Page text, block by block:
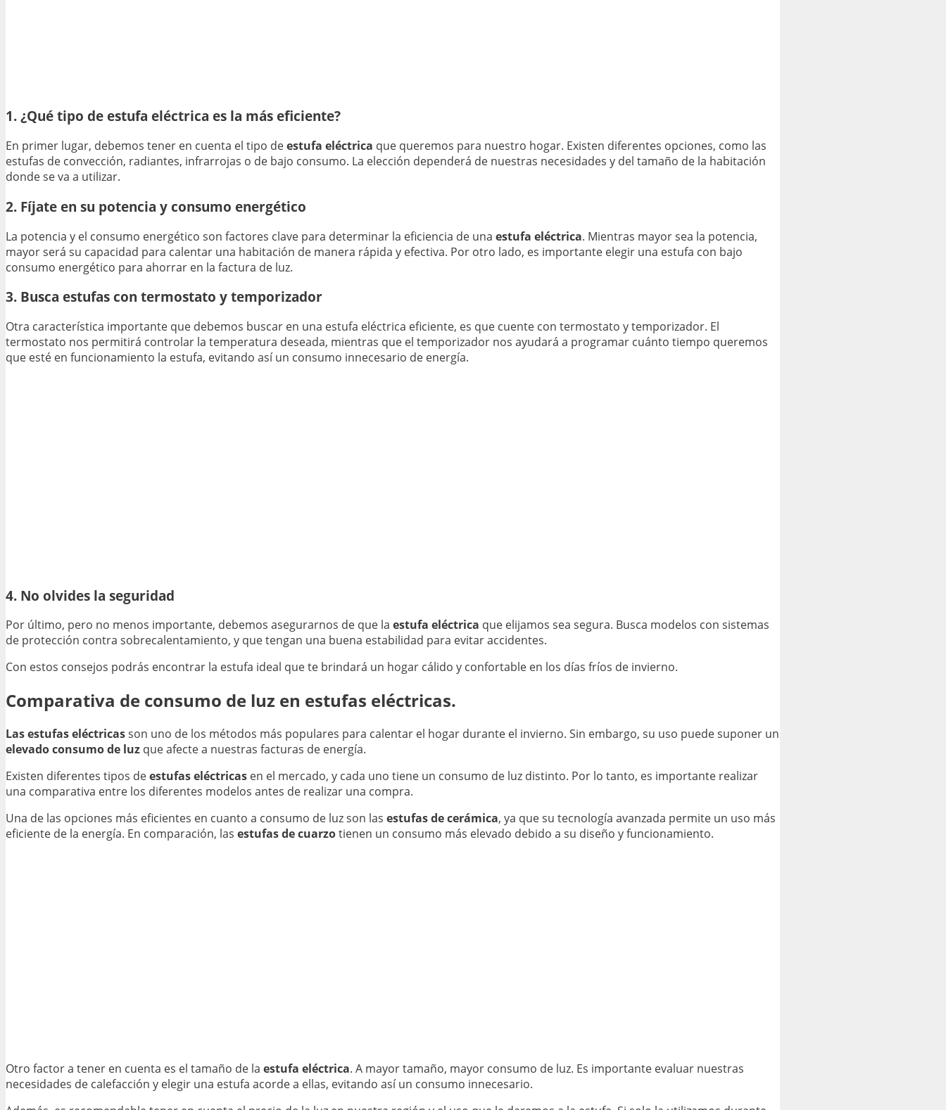
1. ¿Qué tipo de estufa eléctrica es la más eficiente?
En primer lugar, debemos tener en cuenta el tipo deestufa eléctrica que queremos para nuestro hogar. Existen diferentes opciones, como las
estufas de convección, radiantes, infrarrojas o de bajo consumo. La elección dependerá de nuestras necesidades y del tamaño de la habitación
donde se va a utilizar.
2. Fíjate en su potencia y consumo energético
La potencia y el consumo energético son factores clave para determinar la eficiencia de una estufa eléctrica. Mientras mayor sea la potencia,
mayor será su capacidad para calentar una habitación de manera rápida y efectiva. Por otro lado, es importante elegir una estufa con bajo
consumo energético para ahorrar en la factura de luz.
3. Busca estufas con termostato y temporizador
Otra característica importante que debemos buscar en una estufa eléctrica eficiente, es que cuente con termostato y temporizador. El
termostato nos permitirá controlar la temperatura deseada, mientras que el temporizador nos ayudará a programar cuánto tiempo queremos
que esté en funcionamiento la estufa, evitando así un consumo innecesario de energía.
4. No olvides la seguridad
Por último, pero no menos importante, debemos asegurarnos de que la estufa eléctrica que elijamos sea segura. Busca modelos con sistemas
de protección contra sobrecalentamiento, y que tengan una buena estabilidad para evitar accidentes.
Con estos consejos podrás encontrar la estufa ideal que te brindará un hogar cálido y confortable en los días fríos de invierno.
Comparativa de consumo de luz en estufas eléctricas.
Las estufas eléctricasson uno de los métodos más populares para calentar el hogar durante el invierno. Sin embargo, su uso puede suponer un
elevado consumo de luz que afecte a nuestras facturas de energía.
Existen diferentes tipos deestufas eléctricas en el mercado, y cada uno tiene un consumo de luz distinto. Por lo tanto, es importante realizar
una comparativa entre los diferentes modelos antes de realizar una compra.
Una de las opciones más eficientes en cuanto a consumo de luz son las estufas de cerámica, ya que su tecnología avanzada permite un uso más
eficiente de la energía. En comparación, las estufas de cuarzotienen un consumo más elevado debido a su diseño y funcionamiento.
Otro factor a tener en cuenta es el tamaño de la estufa eléctrica. A mayor tamaño, mayor consumo de luz. Es importante evaluar nuestras
necesidades de calefacción y elegir una estufa acorde a ellas, evitando así un consumo innecesario.